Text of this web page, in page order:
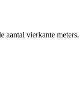
aantal vierkante meters.